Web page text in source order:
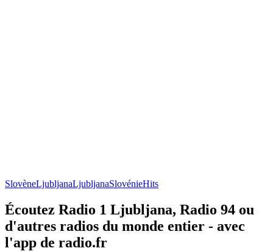
SlovèneLjubljanaLjubljanaSlovénieHits
Écoutez Radio 1 Ljubljana, Radio 94 ou
d'autres radios du monde entier - avec
l'app de radio.fr